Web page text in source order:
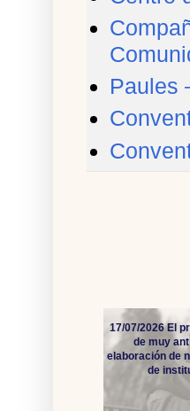
Paules
17/07/2026 El
de muy
elaboración de
de